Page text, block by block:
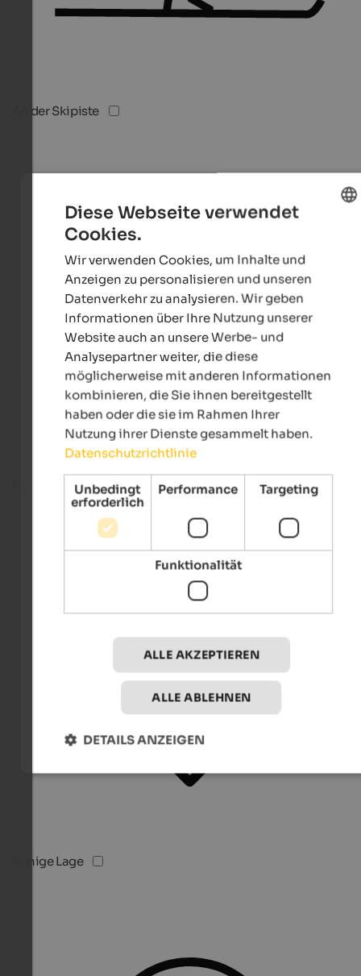
An der Skipiste
Fitnessbereich
Ruhige Lage
GERMAN
Diese Webseite verwendet
Cookies.
Wir verwenden Cookies, um Inhalte und
Anzeigen zu personalisieren und unseren
Datenverkehr zu analysieren. Wir geben
Informationen über Ihre Nutzung unserer
Website auch an unsere Werbe- und
Analysepartner weiter, die diese
möglicherweise mit anderen Informationen
kombinieren, die Sie ihnen bereitgestellt
haben oder die sie im Rahmen Ihrer
Nutzung ihrer Dienste gesammelt haben.
Datenschutzrichtlinie
Unbedingt
erforderlich
Performance Targeting
Funktionalität
ALLE AKZEPTIEREN
ALLE ABLEHNEN
DETAILS ANZEIGEN